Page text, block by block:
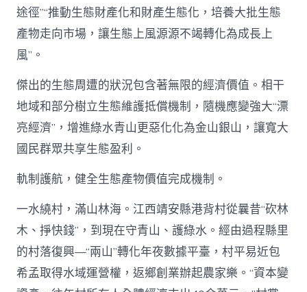
途徑”“推動生態財產化和財產生態化，培養大批生態
產物走向市場，讓生態上風源源不竭轉化為成長上
風”。
傑出的生態周遭的狀況包含著無限的經濟價值。相干
地域和部分樹立生態維護抵償機制，隨機應變強大“漂
亮經濟”，增進綠水青山更惡化化為金山銀山，讓寬大
國民群眾共享生態盈利。
軌制護航，健全生態產物價值完成機制。
一水繞村，滿山林海。江西靖安縣港背村從曩昔“砍林
木、掙快錢”，到現在守青山、護綠水。經由過程縣里
的村落復興—“兩山”轉化年夜數據平臺，村平易近包
希孟取得水域運營權，返鄉創業辦起農家樂。“資本變